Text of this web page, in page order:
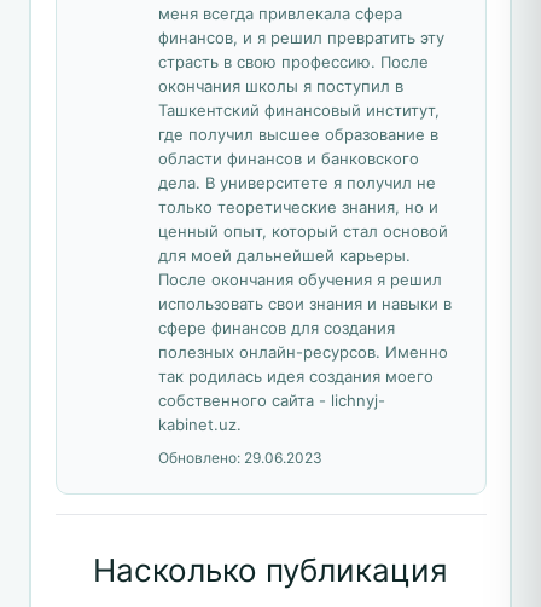
меня всегда привлекала сфера
финансов, и я решил превратить эту
страсть в свою профессию. После
окончания школы я поступил в
Ташкентский финансовый институт,
где получил высшее образование в
области финансов и банковского
дела. В университете я получил не
только теоретические знания, но и
ценный опыт, который стал основой
для моей дальнейшей карьеры.
После окончания обучения я решил
использовать свои знания и навыки в
сфере финансов для создания
полезных онлайн-ресурсов. Именно
так родилась идея создания моего
собственного сайта - lichnyj-
kabinet.uz.
Обновлено: 29.06.2023
Насколько публикация